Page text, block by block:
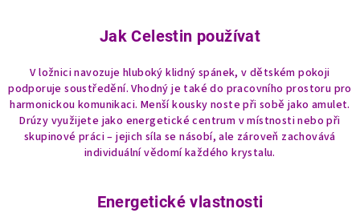
Jak Celestin používat
V ložnici navozuje hluboký klidný spánek, v dětském pokoji
podporuje soustředění. Vhodný je také do pracovního prostoru pro
harmonickou komunikaci. Menší kousky noste při sobě jako amulet.
Drúzy využijete jako energetické centrum v místnosti nebo při
skupinové práci – jejich síla se násobí, ale zároveň zachovává
individuální vědomí každého krystalu.
Energetické vlastnosti